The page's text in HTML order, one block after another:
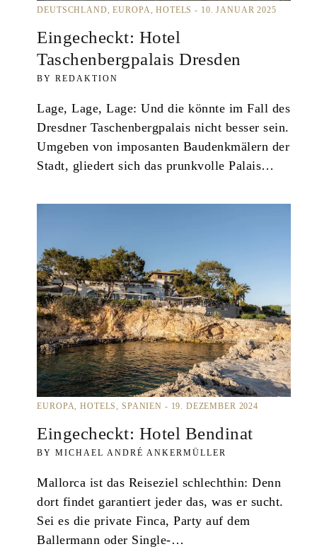
n
DEUTSCHLAND EUROPA HOTELS 10. JANUAR 2025
Eingecheckt: Hotel
Taschenbergpalais Dresden
REDAKTION
Lage, Lage, Lage: Und die könnte im Fall des
Dresdner Taschenbergpalais nicht besser sein.
Umgeben von imposanten Baudenkmälern der
Stadt, gliedert sich das prunkvolle Palais…
EUROPA HOTELS SPANIEN 19. DEZEMBER 2024
Eingecheckt: Hotel Bendinat
MICHAEL ANDRÉ ANKERMÜLLER
Mallorca ist das Reiseziel schlechthin: Denn
dort findet garantiert jeder das, was er sucht.
Sei es die private Finca, Party auf dem
Ballermann oder Single-…